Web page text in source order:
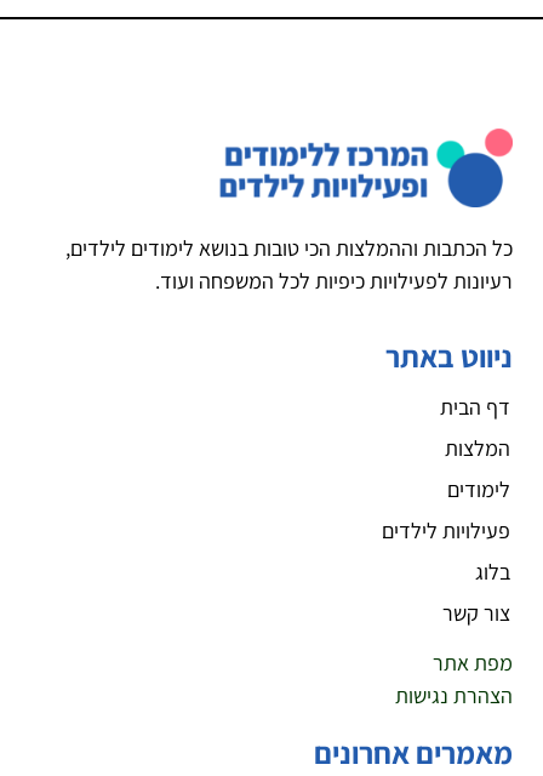
כל הכתבות וההמלצות הכי טובות בנושא לימודים לילדים,
רעיונות לפעילויות כיפיות לכל המשפחה ועוד.
ניווט באתר
דף הבית
המלצות
לימודים
פעילויות לילדים
בלוג
צור קשר
מפת אתר
הצהרת נגישות
מאמרים אחרונים